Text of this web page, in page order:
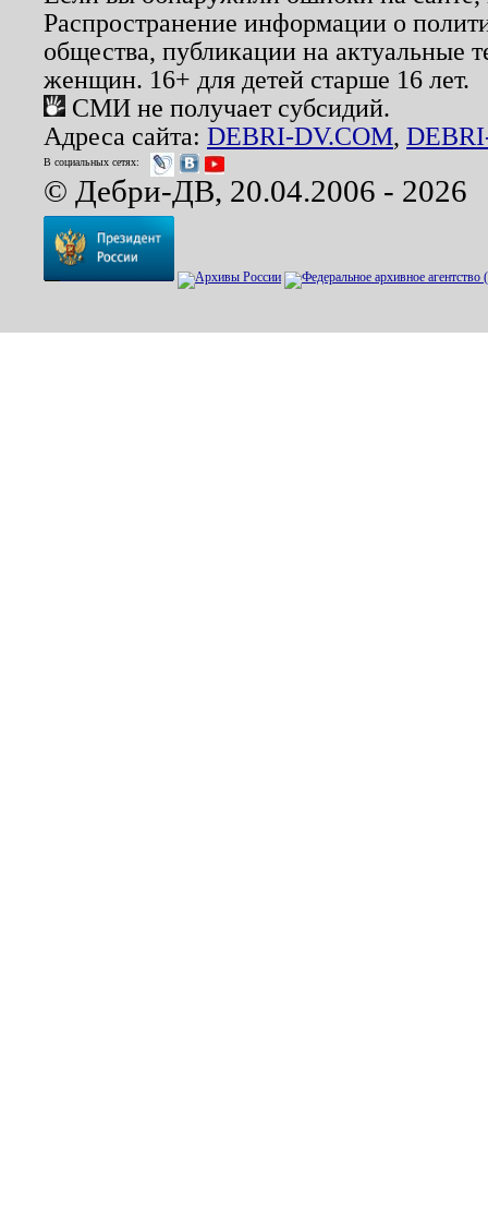
Распространение информации о
общества, публикации на актуальные
женщин. 16+ для детей старше 16 лет.
СМИ не получает субсидий.
Адреса сайта: DEBRI-DV.COM,
В социальных сетях:
© Дебри-ДВ, 20.04.2006 - 2026